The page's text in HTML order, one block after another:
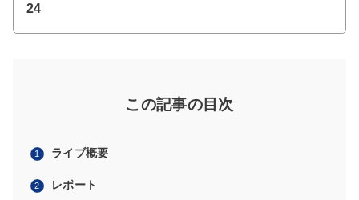
24
この記事の目次
ライブ概要
レポート